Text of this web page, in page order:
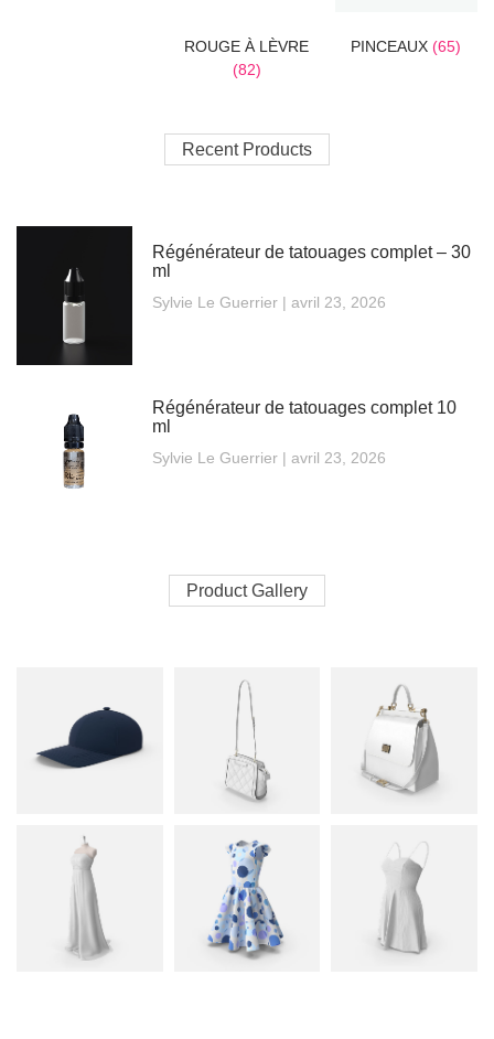
ROUGE À LÈVRE
(82)
PINCEAUX(65)
Recent Products
Régénérateur de tatouages complet – 30
ml
Sylvie Le Guerrier avril 23, 2026
Régénérateur de tatouages complet 10
ml
Sylvie Le Guerrier avril 23, 2026
Product Gallery